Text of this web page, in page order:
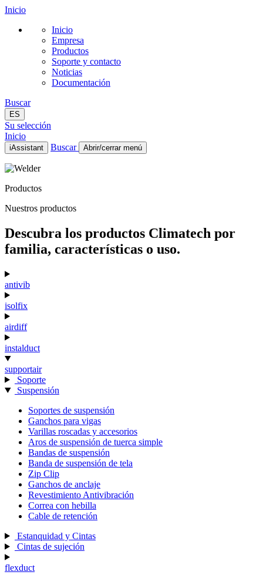
Inicio
Inicio
Empresa
Productos
Soporte y contacto
Noticias
Documentación
Buscar
ES
Su selección
Inicio
iAssistant Buscar Abrir/cerrar menú
Inicio
Productos
Noticias
ES
Productos
Nuestros productos
Descubra los productos Climatech por
familia, características o uso.
antivib
isolfix
airdiff
instalduct
supportair
Soporte
Suspensión
Soportes de suspensión
Ganchos para vigas
Varillas roscadas y accesorios
Aros de suspensión de tuerca simple
Bandas de suspensión
Banda de suspensión de tela
Zip Clip
Ganchos de anclaje
Revestimiento Antivibración
Correa con hebilla
Cable de retención
Estanquidad y Cintas
Cintas de sujeción
flexduct